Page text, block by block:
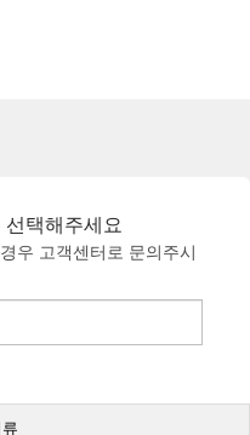
선택해주세요
우 고객센터로 문의주시